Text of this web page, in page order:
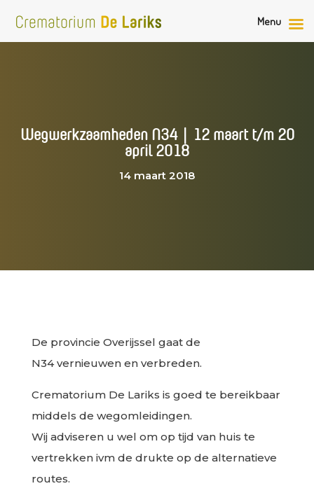
Wegwerkzaamheden N34 | 12 maart t/m 20
april 2018
14 maart 2018
De provincie Overijssel gaat de
N34 vernieuwen en verbreden.
Crematorium De Lariks is goed te bereikbaar
middels de wegomleidingen.
Wij adviseren u wel om op tijd van huis te
vertrekken ivm de drukte op de alternatieve
routes.
Menu